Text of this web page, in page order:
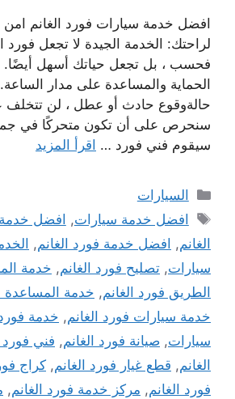
افضل خدمة سيارات فورد الغانم امن
لراحتك: الخدمة الجيدة لا تجعل فورد
فحسب ، بل تجعل حياتك أسهل
الحماية والمساعدة على مدار
حالةوقوع حادث أو عطل ، لن
سنحرص على أن تكون متحركًا في
سيقوم فني فورد … اقرأ المزيد
التصنيفات
السيارات
الوسوم
افضل خدمة سيارات, افضل
الغانم, افضل خدمة فورد الغانم,
سيارات, تصليح فورد الغانم, خدمة
الطريق فورد الغانم, خدمة
خدمة سيارات فورد الغانم, خدمة فورد
سيارات, صيانة فورد الغانم, فني فورد
الغانم, قطع غيار فورد الغانم, كراج
فورد الغانم, مركز خدمة فورد الغانم,